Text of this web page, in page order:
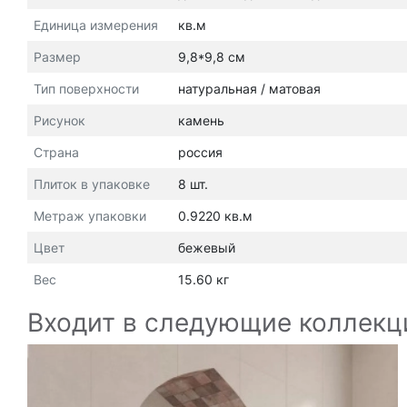
Единица измерения кв.м
Размер 9,8*9,8 см
Тип поверхности натуральная / матовая
Рисунок камень
Страна россия
Плиток в упаковке 8 шт.
Метраж упаковки 0.9220 кв.м
Цвет бежевый
Вес 15.60 кг
Входит в следующие